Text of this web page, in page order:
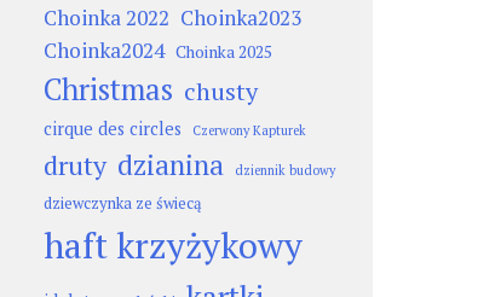
Choinka 2022 Choinka2023
Choinka2024 Choinka 2025
Christmas chusty
cirque des circles Czerwony Kapturek
druty dzianina dziennik budowy
dziewczynka ze świecą
haft krzyżykowy